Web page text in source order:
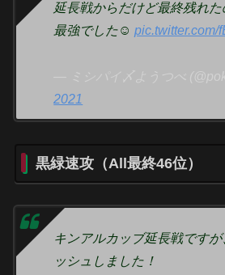
延長戦からだけど最終残れ
最強でした☺️pic.twitter.com/
— ミシパイ〆ようつべ
2021
黒緑速攻（All最終46位）
キンアルカッブ延長戦です
ッシュしました！